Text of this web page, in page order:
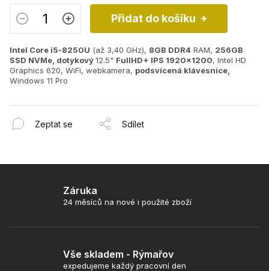
Přidat do košíku
Intel Core i5-8250U (až 3,40 GHz), 8GB DDR4 RAM, 256GB
SSD NVMe, dotykový12.5" FullHD+ IPS 1920x1200, Intel HD
Graphics 620, WiFi, webkamera, podsvícená klávesnice,
Windows 11 Pro
Zeptat se Sdílet
Záruka
24 měsíců na nové i použité zboží
Vše skladem - Rýmařov
expedujeme každý pracovní den